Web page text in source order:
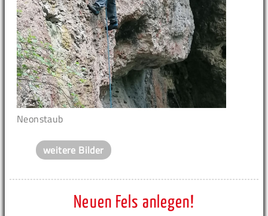
Neonstaub
weitere Bilder
Neuen Fels anlegen!